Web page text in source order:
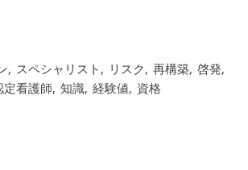
スペシャリスト リスク 再構築 啓発
看護師 知識 経験値 資格